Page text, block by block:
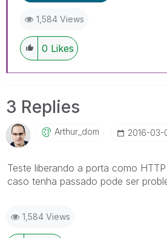
1,584 Views
0 Likes
3 Replies
Arthur_dom ‎2016-03-
Teste liberando a porta como
caso tenha passado pode ser
1,584 Views